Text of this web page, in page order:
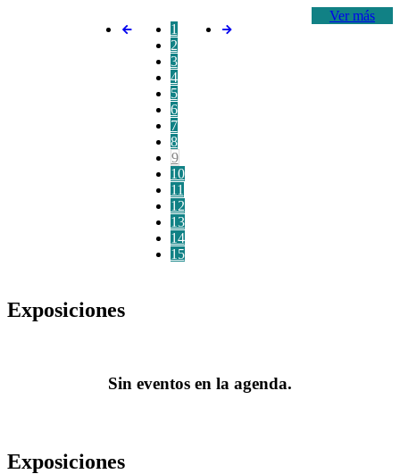
Ver más
1
2
3
4
5
6
7
8
9
10
11
12
13
14
15
Exposiciones
Sin eventos en la agenda.
Exposiciones